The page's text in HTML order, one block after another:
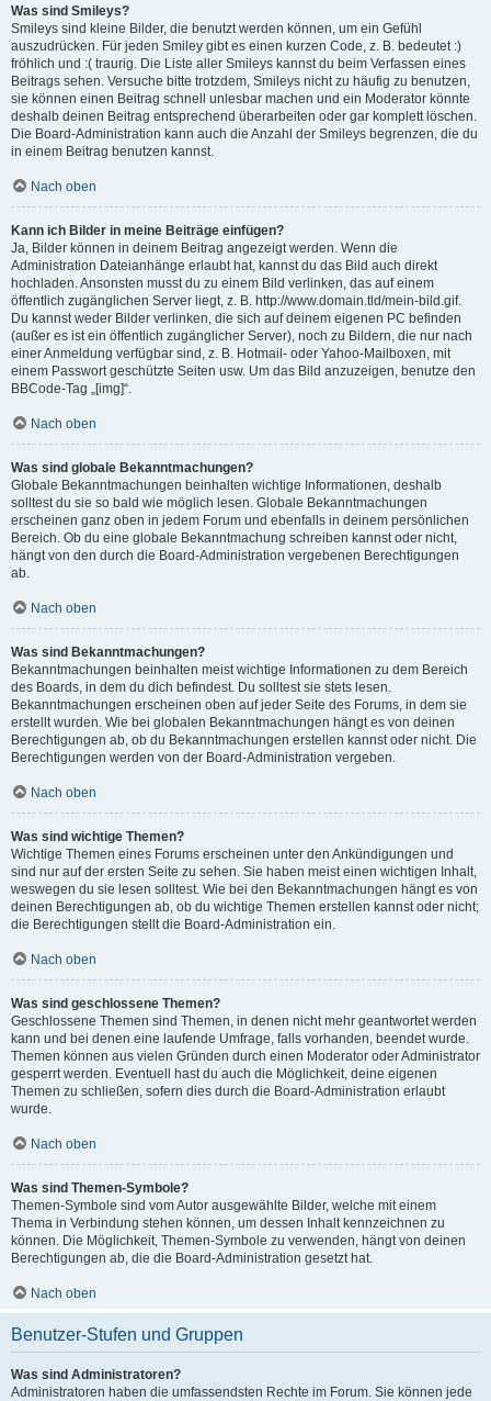
Was sind Smileys?
Smileys sind kleine Bilder, die benutzt werden können, um ein Gefühl
auszudrücken. Für jeden Smiley gibt es einen kurzen Code, z. B. bedeutet :)
fröhlich und :( traurig. Die Liste aller Smileys kannst du beim Verfassen eines
Beitrags sehen. Versuche bitte trotzdem, Smileys nicht zu häufig zu benutzen,
sie können einen Beitrag schnell unlesbar machen und ein Moderator könnte
deshalb deinen Beitrag entsprechend überarbeiten oder gar komplett löschen.
Die Board-Administration kann auch die Anzahl der Smileys begrenzen, die du
in einem Beitrag benutzen kannst.
Nach oben
Kann ich Bilder in meine Beiträge einfügen?
Ja, Bilder können in deinem Beitrag angezeigt werden. Wenn die
Administration Dateianhänge erlaubt hat, kannst du das Bild auch direkt
hochladen. Ansonsten musst du zu einem Bild verlinken, das auf einem
öffentlich zugänglichen Server liegt, z. B. http://www.domain.tld/mein-bild.gif.
Du kannst weder Bilder verlinken, die sich auf deinem eigenen PC befinden
(außer es ist ein öffentlich zugänglicher Server), noch zu Bildern, die nur nach
einer Anmeldung verfügbar sind, z. B. Hotmail- oder Yahoo-Mailboxen, mit
einem Passwort geschützte Seiten usw. Um das Bild anzuzeigen, benutze den
BBCode-Tag „[img]“.
Nach oben
Was sind globale Bekanntmachungen?
Globale Bekanntmachungen beinhalten wichtige Informationen, deshalb
solltest du sie so bald wie möglich lesen. Globale Bekanntmachungen
erscheinen ganz oben in jedem Forum und ebenfalls in deinem persönlichen
Bereich. Ob du eine globale Bekanntmachung schreiben kannst oder nicht,
hängt von den durch die Board-Administration vergebenen Berechtigungen
ab.
Nach oben
Was sind Bekanntmachungen?
Bekanntmachungen beinhalten meist wichtige Informationen zu dem Bereich
des Boards, in dem du dich befindest. Du solltest sie stets lesen.
Bekanntmachungen erscheinen oben auf jeder Seite des Forums, in dem sie
erstellt wurden. Wie bei globalen Bekanntmachungen hängt es von deinen
Berechtigungen ab, ob du Bekanntmachungen erstellen kannst oder nicht. Die
Berechtigungen werden von der Board-Administration vergeben.
Nach oben
Was sind wichtige Themen?
Wichtige Themen eines Forums erscheinen unter den Ankündigungen und
sind nur auf der ersten Seite zu sehen. Sie haben meist einen wichtigen Inhalt,
weswegen du sie lesen solltest. Wie bei den Bekanntmachungen hängt es von
deinen Berechtigungen ab, ob du wichtige Themen erstellen kannst oder nicht;
die Berechtigungen stellt die Board-Administration ein.
Nach oben
Was sind geschlossene Themen?
Geschlossene Themen sind Themen, in denen nicht mehr geantwortet werden
kann und bei denen eine laufende Umfrage, falls vorhanden, beendet wurde.
Themen können aus vielen Gründen durch einen Moderator oder Administrator
gesperrt werden. Eventuell hast du auch die Möglichkeit, deine eigenen
Themen zu schließen, sofern dies durch die Board-Administration erlaubt
wurde.
Nach oben
Was sind Themen-Symbole?
Themen-Symbole sind vom Autor ausgewählte Bilder, welche mit einem
Thema in Verbindung stehen können, um dessen Inhalt kennzeichnen zu
können. Die Möglichkeit, Themen-Symbole zu verwenden, hängt von deinen
Berechtigungen ab, die die Board-Administration gesetzt hat.
Nach oben
Benutzer-Stufen und Gruppen
Was sind Administratoren?
Administratoren haben die umfassendsten Rechte im Forum. Sie können jede